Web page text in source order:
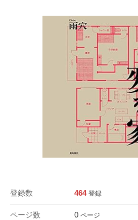
登録数 464 登録
ページ数 0 ページ